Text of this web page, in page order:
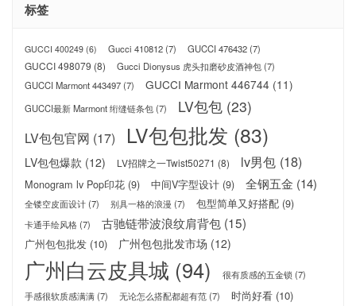
标签
GUCCI 400249 (6) Gucci 410812(7) GUCCI 476432(7)
GUCCI 498079 (8) Gucci Dionysus 虎头扣磨砂皮酒神包(7)
GUCCI Marmont 443497(7) GUCCI Marmont 446744 (11)
GUCCI最新 Marmont 绗缝链条包(7) LV包包 (23)
LV包包官网 (17) LV包包批发 (83)
LV包包爆款 (12) LV招牌之一Twist50271 (8) lv男包 (18)
Monogram lv Pop印花 (9) 中间V字型设计 (9) 全钢五金 (14)
全镂空皮面设计(7) 别具一格的浪漫 (7) 包型简单又好搭配 (9)
卡通手绘风格(7) 古驰链带波浪纹肩背包 (15)
广州包包批发 (10) 广州包包批发市场 (12)
广州白云皮具城 (94) 很有质感的五金锁 (7)
手感很软质感满满(7) 无论怎么搭配都超有范(7) 时尚好看 (10)